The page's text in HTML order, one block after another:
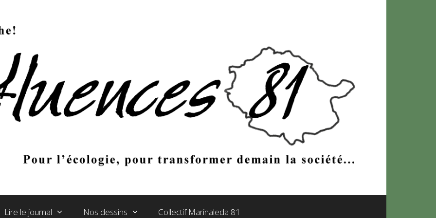
Lire le journal Nos dessins Collectif Marinaleda 81